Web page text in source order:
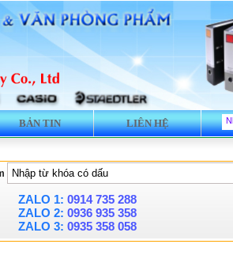
BẢN TIN LIÊN HỆ
ZALO 1: 0914 735 288
ZALO 2: 0936 935 358
ZALO 3: 0935 358 058